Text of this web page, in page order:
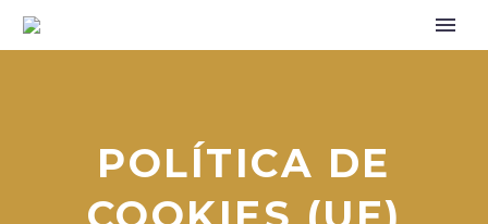
POLÍTICA DE